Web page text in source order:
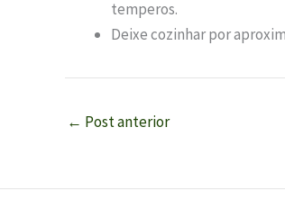
temperos.
Deixe cozinhar por
← Post anterior